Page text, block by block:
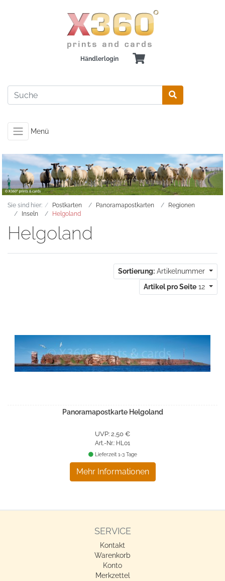
Händlerlogin
Menü
Sie sind hier: Postkarten Panoramapostkarten
Regionen
Inseln
Helgoland
Helgoland
Sortierung: Artikelnummer
Artikel pro Seite 12
Panoramapostkarte Helgoland
UVP: 2,50 €
Art.-Nr.: HL01
Mehr Informationen
Lieferzeit 1-3 Tage
SERVICE
Kontakt
Warenkorb
Konto
Merkzettel